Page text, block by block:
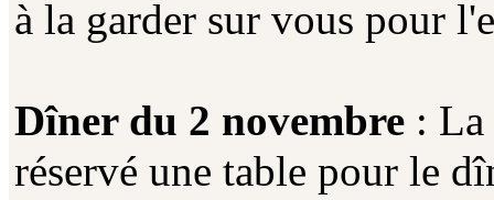
à la garder sur vous pour
Dîner du 2 novembre :
réservé une table pour le